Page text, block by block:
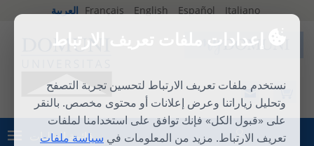
إعدادات ملفات تعريف الارتباط
نستخدم ملفات تعريف الارتباط لتحسين تجربة التصفح
وتحليل زياراتنا وعرض إعلانات أو محتوى مخصص. بالنقر
على «قبول الكل» فإنك توافق على استخدامنا لملفات
تعريف الارتباط. مزيد من المعلومات في سياسة ملفات
Français English Español Italiano العربية
قائمة الطلبات تسجيل الدخول